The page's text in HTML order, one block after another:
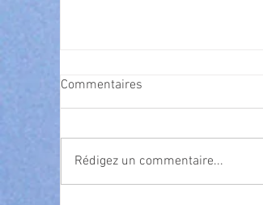
Commentaires
Rédigez un commentaire...